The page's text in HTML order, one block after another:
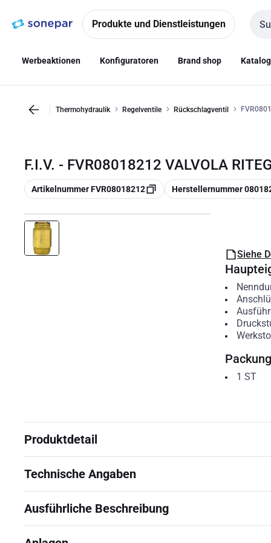
NavigationInhalt
Produkte und Dienstleistungen
Werbeaktionen Konfiguratoren Brand shop
Thermohydraulik Regelventile Rückschlagventil
F.I.V. - FVR08018212 VALVOLA
Kopieren
Artikelnummer FVR08018212 Kopieren
Herstellernummer
Siehe
Packung
1 ST
Produktdetail
Technische Angaben
Ausführliche Beschreibung